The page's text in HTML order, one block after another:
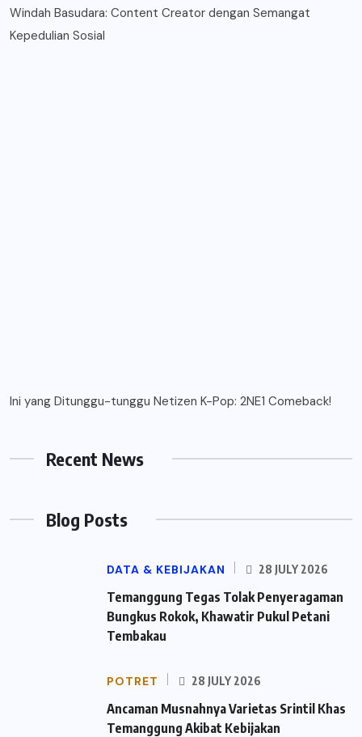
Windah Basudara: Content Creator dengan Semangat
Kepedulian Sosial
Ini yang Ditunggu-tunggu Netizen K-Pop: 2NE1 Comeback!
Recent News
Blog Posts
DATA & KEBIJAKAN 28 JULY 2026
Temanggung Tegas Tolak Penyeragaman
Bungkus Rokok, Khawatir Pukul Petani
Tembakau
POTRET 28 JULY 2026
Ancaman Musnahnya Varietas Srintil Khas
Temanggung Akibat Kebijakan